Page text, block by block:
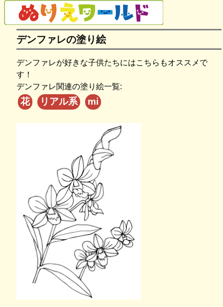
デンファレの塗り絵
デンファレが好きな子供たちにはこちらもオススメで
す！
デンファレ関連の塗り絵一覧:
花 リアル系 mi